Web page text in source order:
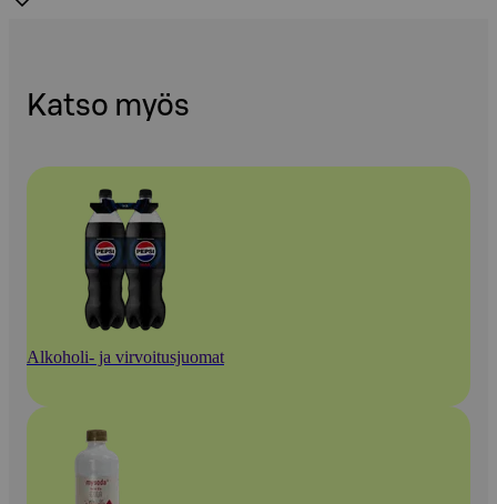
Katso myös
Alkoholi- ja virvoitusjuomat